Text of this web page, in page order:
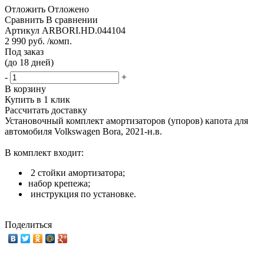
Отложить Отложено
Сравнить В сравнении
Артикул ARBORI.HD.044104
2 990 руб. /комп.
Под заказ
(до 18 дней)
-
+
В корзину
Купить в 1 клик
Рассчитать доставку
Установочный комплект амортизаторов (упоров) капота для
автомобиля Volkswagen Bora, 2021-н.в.
В комплект входит:
2 стойки амортизатора;
набор крепежа;
инструкция по установке.
Поделиться